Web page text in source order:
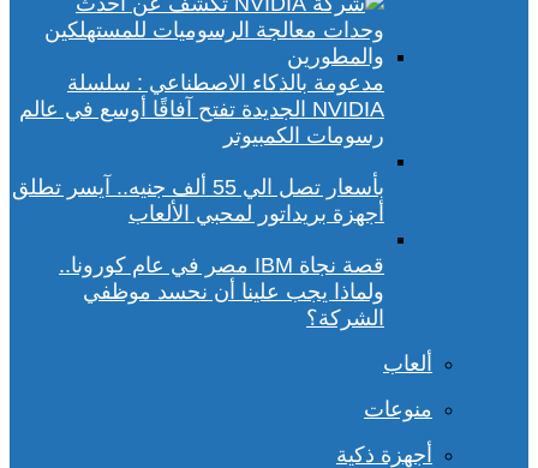
مدعومة بالذكاء الاصطناعي : سلسلة
NVIDIA الجديدة تفتح آفاقًا أوسع في عالم
رسومات الكمبيوتر
بأسعار تصل الي 55 ألف جنيه.. آيسر تطلق
أجهزة بريداتور لمحبي الألعاب
قصة نجاة IBM مصر في عام كورونا..
ولماذا يجب علينا أن نحسد موظفي
الشركة؟
ألعاب
منوعات
أجهزة ذكية